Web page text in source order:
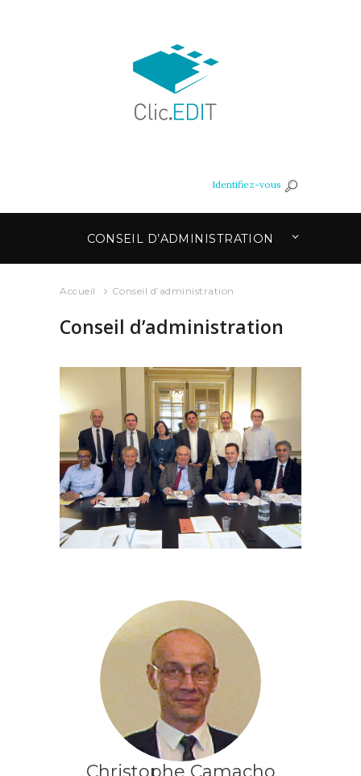
Identifiez-vous
CONSEIL D’ADMINISTRATION
Accueil Conseil d’administration
Conseil d’administration